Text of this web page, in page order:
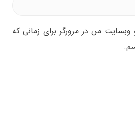
وبسایت من در مرورگر برای زمانی که